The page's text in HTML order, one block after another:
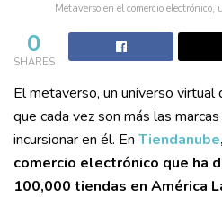
Metaverso en el comercio
0
SHARES
El metaverso, un universo virtual
que cada vez son más las
incursionar en él. En Tiendanube
comercio electrónico que ha
100,000 tiendas en América